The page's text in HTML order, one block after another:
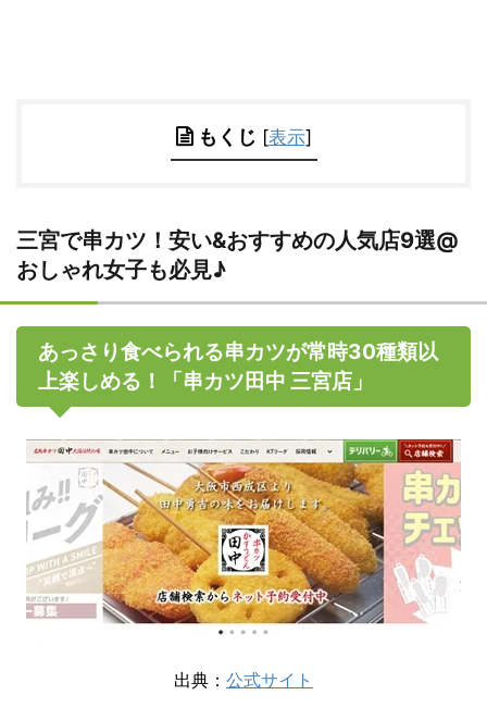
もくじ [表示]
三宮で串カツ！安い&おすすめの人気店9選@
おしゃれ女子も必見♪
あっさり食べられる串カツが常時30種類以
上楽しめる！「串カツ田中 三宮店」
出典： 公式サイト